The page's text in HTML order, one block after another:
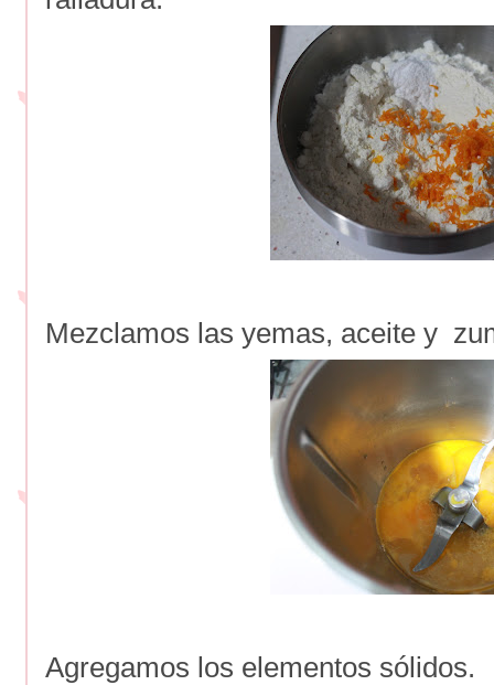
Mezclamos las yemas, aceite y
Agregamos los elementos sólidos.